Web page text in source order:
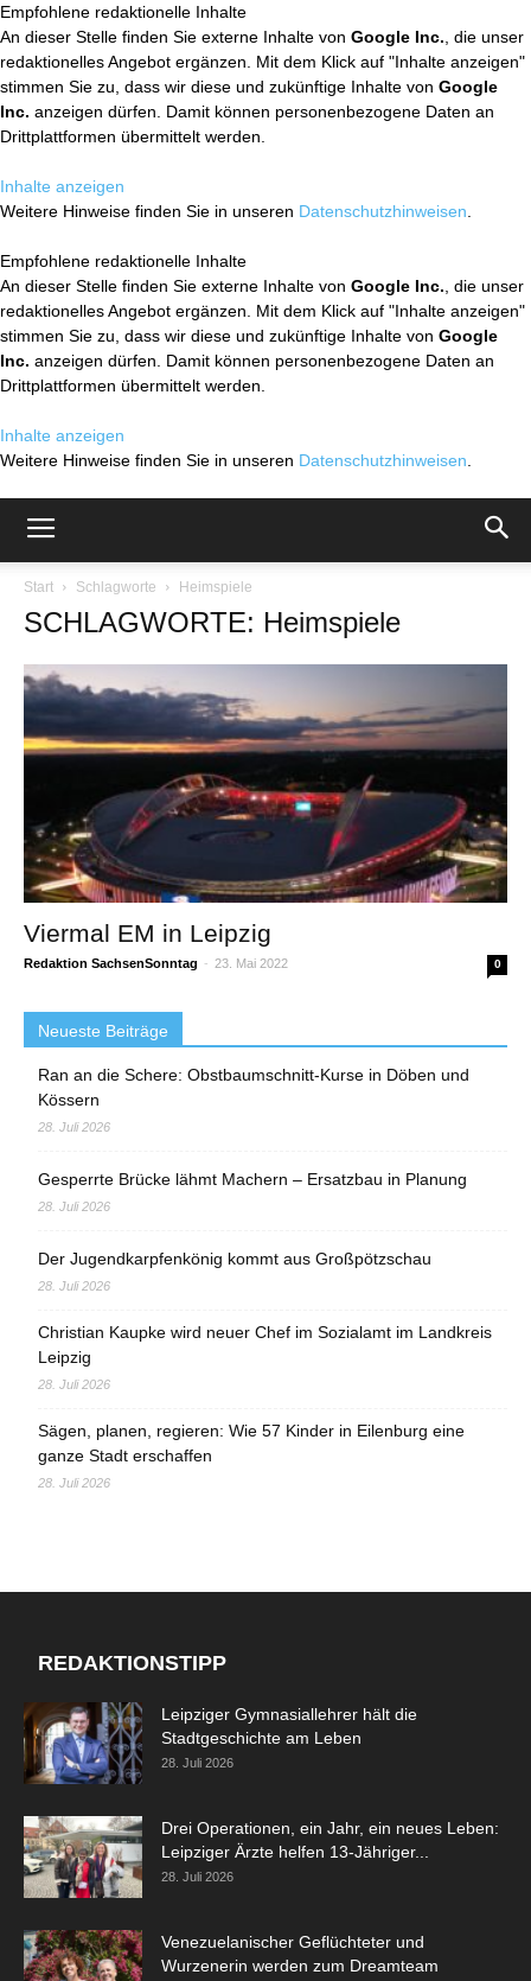
Empfohlene redaktionelle Inhalte
An dieser Stelle finden Sie externe Inhalte von Google Inc. , die unser
redaktionelles Angebot ergänzen. Mit dem Klick auf "Inhalte anzeigen"
stimmen Sie zu, dass wir diese und zukünftige Inhalte von Google
Inc. anzeigen dürfen. Damit können personenbezogene Daten an
Drittplattformen übermittelt werden.
Inhalte anzeigen
Weitere Hinweise finden Sie in unseren Datenschutzhinweisen
Empfohlene redaktionelle Inhalte
An dieser Stelle finden Sie externe Inhalte von Google Inc. , die unser
redaktionelles Angebot ergänzen. Mit dem Klick auf "Inhalte anzeigen"
stimmen Sie zu, dass wir diese und zukünftige Inhalte von Google
Inc. anzeigen dürfen. Damit können personenbezogene Daten an
Drittplattformen übermittelt werden.
Inhalte anzeigen
Weitere Hinweise finden Sie in unseren Datenschutzhinweisen
Start Schlagworte Heimspiele
SCHLAGWORTE: Heimspiele
Viermal EM in Leipzig
Redaktion SachsenSonntag - 23. Mai 2022 0
Neueste Beiträge
Ran an die Schere: Obstbaumschnitt-Kurse in Döben und
Kössern
28. Juli 2026
Gesperrte Brücke lähmt Machern – Ersatzbau in Planung
28. Juli 2026
Der Jugendkarpfenkönig kommt aus Großpötzschau
28. Juli 2026
Christian Kaupke wird neuer Chef im Sozialamt im Landkreis
Leipzig
28. Juli 2026
Sägen, planen, regieren: Wie 57 Kinder in Eilenburg eine
ganze Stadt erschaffen
28. Juli 2026
REDAKTIONSTIPP
Leipziger Gymnasiallehrer hält die
Stadtgeschichte am Leben
28. Juli 2026
Drei Operationen, ein Jahr, ein neues Leben:
Leipziger Ärzte helfen 13-Jähriger...
28. Juli 2026
Venezuelanischer Geflüchteter und
Wurzenerin werden zum Dreamteam